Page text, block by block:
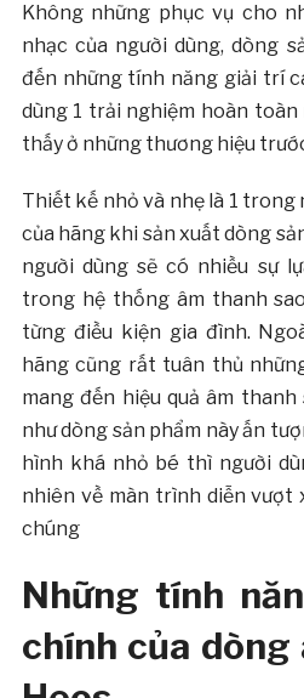
Không những phục vụ cho
nhạc của người dùng, dòng
đến những tính năng giải trí
dùng 1 trải nghiệm hoàn
thấy ở những thương hiệu
Thiết kế nhỏ và nhẹ là 1 trong
của hãng khi sản xuất dòng
người dùng sẽ có nhiều sự
trong hệ thống âm thanh
từng điều kiện gia đình.
hãng cũng rất tuân thủ
mang đến hiệu quả âm
như dòng sản phẩm này ấn
hình khá nhỏ bé thì người
nhiên về màn trình diễn vượt
chúng
Những tính
chính của dòng